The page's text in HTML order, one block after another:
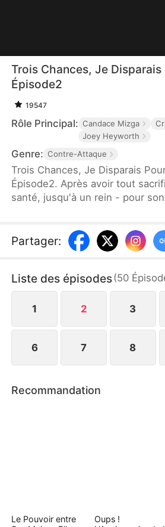
Trois Chances, Je Disparais
Épisode2
19547
Rôle Principal: Candace Mizga
Joey Heyworth
Genre: Contre-Attaque
Trois Chances, Je Disparais
Épisode2. Après avoir tout
santé, jusqu'à un rein - pour
lucide, elle lui accorde trois
Avec le soutien du milliardaire
richesse et dignité. Et quand la
passée, la clémence de Karine
bon.
Partager:
Liste des épisodes(50
1 2 3
6 7 8
Recommandation
Le Pouvoir entre
Oups !